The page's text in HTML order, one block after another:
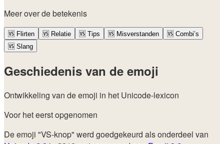
Meer over de betekenis
🆚 Flirten 🆚 Relatie 🆚 Tips 🆚 Misverstanden 🆚 Combi’s
🆚 Slang
Geschiedenis van de emoji
Ontwikkeling van de emoji in het Unicode-lexicon
Voor het eerst opgenomen
De emoji "VS-knop" werd goedgekeurd als onderdeel van